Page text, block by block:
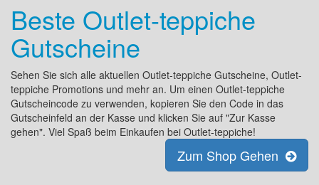
Beste Outlet-teppiche
Gutscheine
Sehen Sie sich alle aktuellen Outlet-teppiche Gutscheine, Outlet-
teppiche Promotions und mehr an. Um einen Outlet-teppiche
Gutscheincode zu verwenden, kopieren Sie den Code in das
Gutscheinfeld an der Kasse und klicken Sie auf "Zur Kasse
gehen". Viel Spaß beim Einkaufen bei Outlet-teppiche!
Zum Shop Gehen